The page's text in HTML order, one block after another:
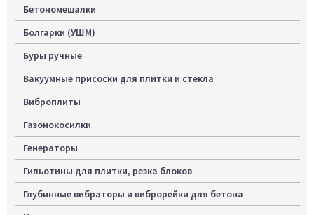
Бетономешалки
Болгарки (УШМ)
Буры ручные
Вакуумные присоски для плитки и стекла
Виброплиты
Газонокосилки
Генераторы
Гильотины для плитки, резка блоков
Глубинные вибраторы и виброрейки для бетона